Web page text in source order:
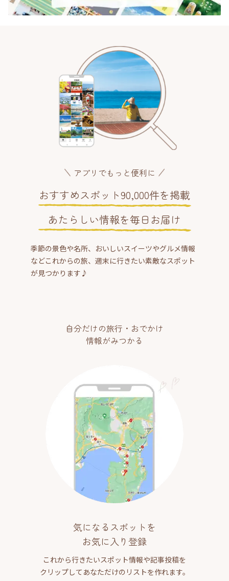
アプリでもっと便利に
おすすめスポット90,000件を掲載
あたらしい情報を毎日お届け
季節の景色や名所、おいしいスイーツやグルメ情報
などこれからの旅、週末に行きたい素敵なスポット
が見つかります♪
自分だけの旅行・おでかけ
情報がみつかる
気になるスポットを
お気に入り登録
これから行きたいスポット情報や記事投稿を
クリップしてあなただけのリストを作れます。